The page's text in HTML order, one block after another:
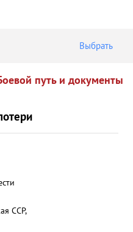
Выбрать
путь и документы
ССР,